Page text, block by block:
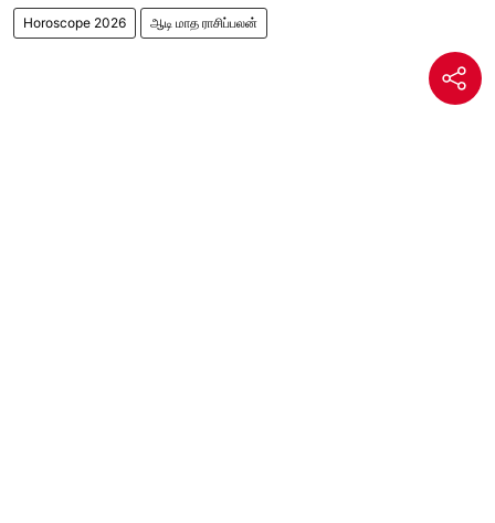
Horoscope 2026 ஆடி மாத ராசிப்பலன்